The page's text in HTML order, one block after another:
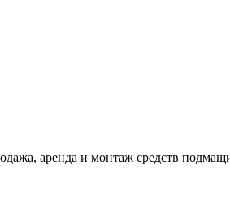
аренда и монтаж средств